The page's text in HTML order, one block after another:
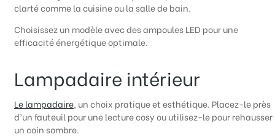
clarté comme la cuisine ou la salle de bain.
Choisissez un modèle avec des ampoules LED pour une
efficacité énergétique optimale.
Lampadaire intérieur
Le lampadaire, un choix pratique et esthétique. Placez-le près
d’un fauteuil pour une lecture cosy ou utilisez-le pour rehausser
un coin sombre.